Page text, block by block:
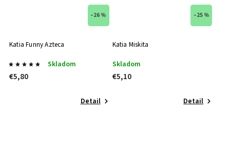
–26 %
Katia Funny Azteca
Skladom
€5,80
Detail
–25 %
Katia Miskita
Skladom
€5,10
Detail